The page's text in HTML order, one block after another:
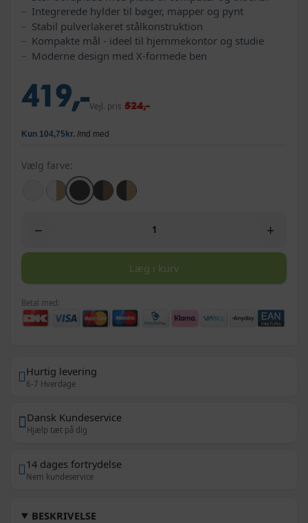
Integrerede hylder til bøger, mapper og pynt
Stabil pulverlakeret stålkonstruktion
Kompakte mål - ideel til hjemmekontor og studie
Moderne design med X-formede ben
419,-Vejl. pris 524,-
Vælg farve:
− +
Læg i kurv
Betal med:
Hurtig levering
6-7 Hverdage
Dansk Kundeservice
Hjælp tæt på dig
14 dages fortrydelse
Nem kundeservice
BESKRIVELSE